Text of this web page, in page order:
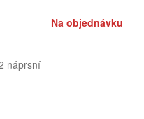
Na objednávku
náprsní